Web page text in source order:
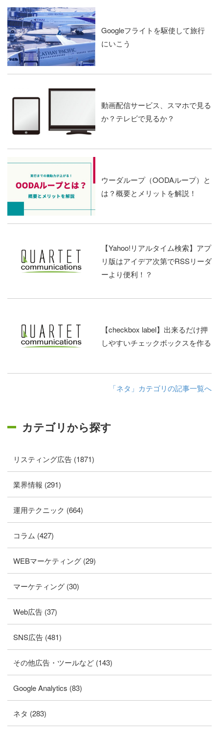
Googleフライトを駆使して旅行
にいこう
動画配信サービス、スマホで見る
か？テレビで見るか？
ウーダループ（OODAループ）と
は？概要とメリットを解説！
【Yahoo!リアルタイム検索】アプ
リ版はアイデア次第でRSSリーダ
ーより便利！？
【checkbox label】出来るだけ押
しやすいチェックボックスを作る
「ネタ」カテゴリの記事一覧へ
カテゴリから探す
リスティング広告 (1871)
業界情報 (291)
運用テクニック (664)
コラム (427)
WEBマーケティング (29)
マーケティング (30)
Web広告 (37)
SNS広告 (481)
その他広告・ツールなど (143)
Google Analytics (83)
ネタ (283)